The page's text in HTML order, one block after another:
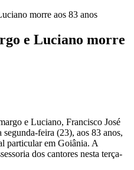
morre aos 83 anos
e Luciano morre
e Luciano, Francisco José
feira (23), aos 83 anos,
particular em Goiânia. A
dos cantores nesta terça-